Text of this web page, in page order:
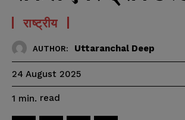
राष्ट्रीय
AUTHOR: Uttaranchal Deep
24 August 2025
1 min. read